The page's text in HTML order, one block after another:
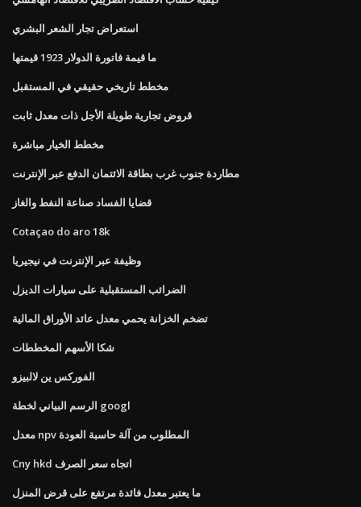
استعراض تجار الشعر البشري
ما قيمة فاتورة الدولار 1923 قيمتها
مخطط تاريخي حقيقي في المستقبل
قروض تجارية طويلة الأجل ذات معدل ثابت
مخطط الخيار مباشرة
مطاردة جنوب غرب بطاقة الائتمان الدفع عبر الإنترنت
قضايا الفساد صناعة النفط والغاز
Cotaçao do aro 18k
وظيفة عبر الإنترنت في نيجيريا
الضرائب المستقبلية على سيارات الديزل
تضخم الخزانة يحمي معدل عائد الأوراق المالية
شكا الأسهم المخططات
الفوركس ين لالبيزو
الرسم البياني لخطة googl
معدل npv المطلوب من آلة حاسبة العودة
Cny hkd اتجاه سعر الصرف
ما يعتبر معدل فائدة مرتفع على قرض المنزل